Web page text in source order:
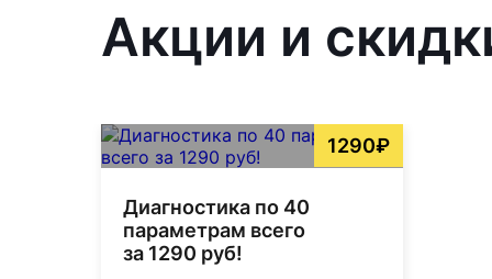
Акции и
1290₽
Диагностика по 40
параметрам всего
за 1290 руб!